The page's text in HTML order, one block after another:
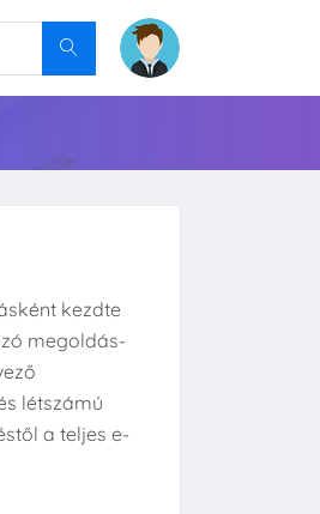
kezdte
megoldás-
létszámú
a teljes e-